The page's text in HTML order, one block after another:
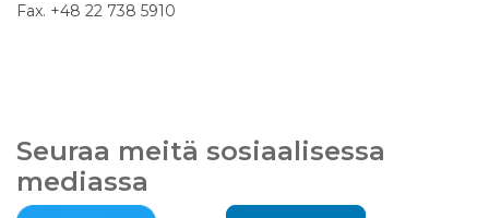
Fax. +48 22 738 5910
Seuraa meitä sosiaalisessa
mediassa